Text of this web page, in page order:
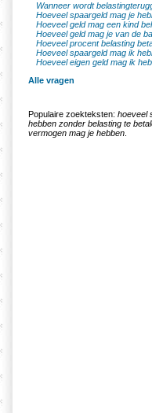
Wanneer wordt
Hoeveel spaargeld mag je
Hoeveel geld mag een kind
Hoeveel geld mag je van de
Hoeveel procent belasting
Hoeveel spaargeld mag ik
Hoeveel eigen geld mag ik
Alle vragen
Populaire zoekteksten: hoeveel
hebben zonder belasting te
vermogen mag je hebben